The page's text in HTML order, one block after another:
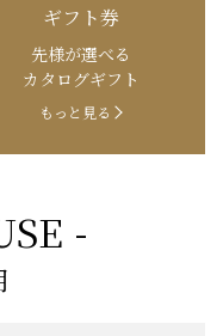
ギフト券
先様が選べる
カタログギフト
もっと見る
-